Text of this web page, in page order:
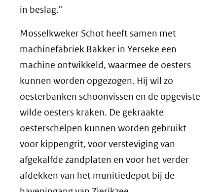
in beslag."
Mosselkweker Schot heeft samen met
machinefabriek Bakker in Yerseke een
machine ontwikkeld, waarmee de oesters
kunnen worden opgezogen. Hij wil zo
oesterbanken schoonvissen en de opgeviste
wilde oesters kraken. De gekraakte
oesterschelpen kunnen worden gebruikt
voor kippengrit, voor versteviging van
afgekalfde zandplaten en voor het verder
afdekken van het munitiedepot bij de